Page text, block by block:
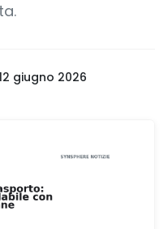
giugno 2026